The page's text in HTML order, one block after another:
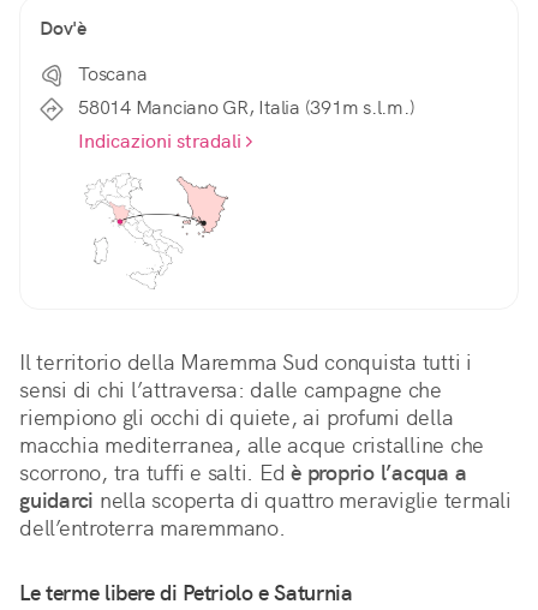
Dov'è
Toscana
58014 Manciano GR, Italia (391m s.l.m.)
Indicazioni stradali
Il territorio della Maremma Sud conquista tutti i
sensi di chi l’attraversa: dalle campagne che
riempiono gli occhi di quiete, ai profumi della
macchia mediterranea, alle acque cristalline che
scorrono, tra tuffi e salti. Ed è proprio l’acqua a
guidarci nella scoperta di quattro meraviglie termali
dell’entroterra maremmano.
Le terme libere di Petriolo e Saturnia